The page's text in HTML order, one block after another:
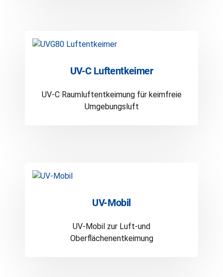
UV-C Luftentkeimer
UV-C Raumluftentkeimung für keimfreie
Umgebungsluft
UV-Mobil
UV-Mobil zur Luft-und
Oberflächenentkeimung